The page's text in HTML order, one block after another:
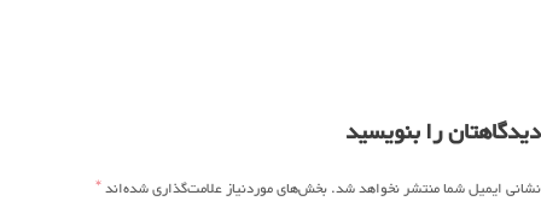
دیدگاهتان را بنویسید
نشانی ایمیل شما منتشر نخواهد شد.بخش‌های موردنیاز علامت‌گذاری شده‌اند*